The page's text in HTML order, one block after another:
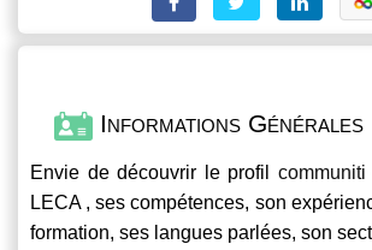
Informations Générales
Envie de découvrir le profil communiti
LECA , ses compétences, son
formation, ses langues parlées, son